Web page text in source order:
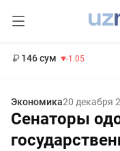
146 сум -1.05
Экономика20 декабря
Сенаторы